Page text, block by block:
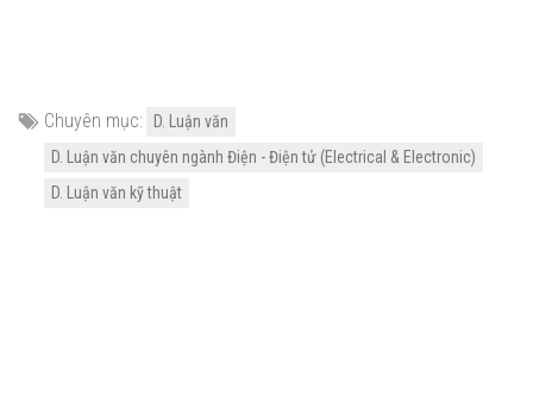
Chuyên mục:
D. Luận văn
D. Luận văn chuyên ngành Điện - Điện tử (Electrical & Electronic)
D. Luận văn kỹ thuật